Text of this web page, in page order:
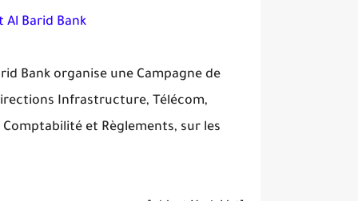
Al Barid Bank
Bank organise une Campagne de
Infrastructure, Télécom,
et Règlements, sur les